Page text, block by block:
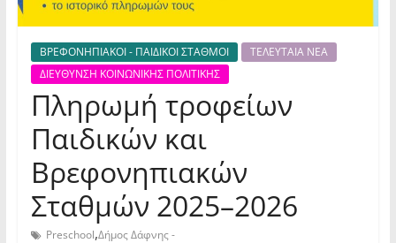
ΒΡΕΦΟΝΗΠΙΑΚΟΙ - ΠΑΙΔΙΚΟΙ ΣΤΑΘΜΟΙ
ΤΕΛΕΥΤΑΙΑ ΝΕΑ
ΔΙΕΥΘΥΝΣΗ ΚΟΙΝΩΝΙΚΗΣ ΠΟΛΙΤΙΚΗΣ
Πληρωμή τροφείων
Παιδικών και
Βρεφονηπιακών
Σταθμών 2025–2026
Preschool,Δήμος Δάφνης -